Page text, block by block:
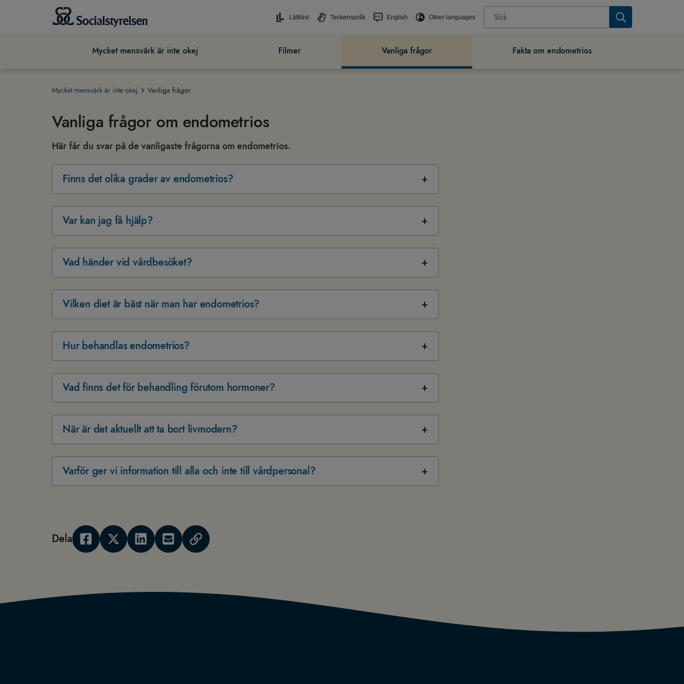
Lättläst Teckenspråk English Other languages
Mycket mensvärk är inte okej Filmer Vanliga frågor Fakta om endometrios
Mycket mensvärk är inte okej Vanliga frågor
Vanliga frågor om endometrios
Här får du svar på de vanligaste frågorna om endometrios.
Finns det olika grader av endometrios?
Var kan jag få hjälp?
Vad händer vid vårdbesöket?
Vilken diet är bäst när man har endometrios?
Hur behandlas endometrios?
Vad finns det för behandling förutom hormoner?
När är det aktuellt att ta bort livmodern?
Varför ger vi information till alla och inte till vårdpersonal?
Dela